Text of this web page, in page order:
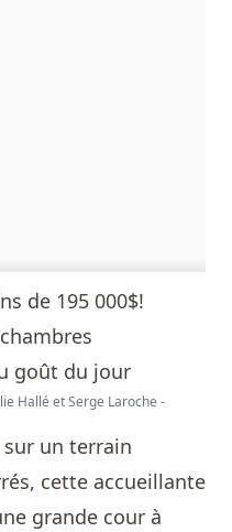
Hallé et Serge Laroche -
un terrain
cette accueillante
grande cour à